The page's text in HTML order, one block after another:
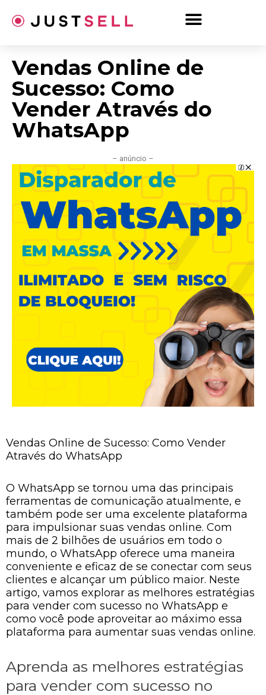
para
Vendas Online de
Sucesso: Como
Vender Através do
WhatsApp
– anúncio –
Vendas Online de Sucesso: Como Vender
Através do WhatsApp
O WhatsApp se tornou uma das principais
ferramentas de comunicação atualmente, e
também pode ser uma excelente plataforma
para impulsionar suas vendas online. Com
mais de 2 bilhões de usuários em todo o
mundo, o WhatsApp oferece uma maneira
conveniente e eficaz de se conectar com seus
clientes e alcançar um público maior. Neste
artigo, vamos explorar as melhores estratégias
para vender com sucesso no WhatsApp e
como você pode aproveitar ao máximo essa
plataforma para aumentar suas vendas online.
Aprenda as melhores estratégias
para vender com sucesso no